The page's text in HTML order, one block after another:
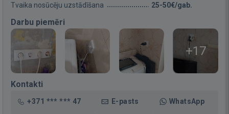
Tvaika nosūcēju uzstādīšana 25-50€/gab.
Darbu piemēri
+17
Kontakti
+371 *** *** 47 E-pasts WhatsApp